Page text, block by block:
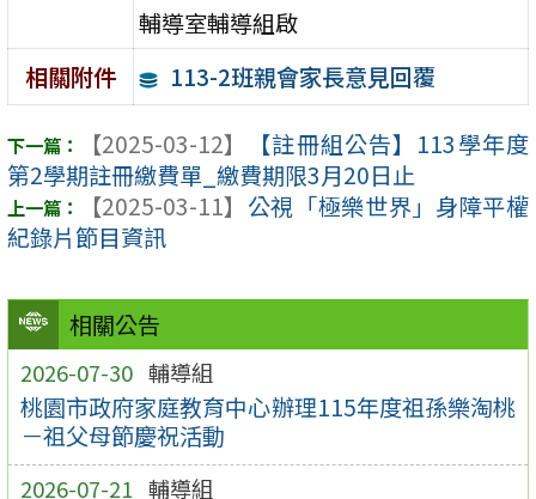
相關公告
2026-07-30 輔導組
桃園市政府家庭教育中心辦理115年度祖孫樂淘桃
－祖父母節慶祝活動
2026-07-21 輔導組
輔導室輔導組啟
相關附件
113-2班親會家長意見回覆
【2025-03-12】
【註冊組公告】113學年度
第2學期註冊繳費單_繳費期限3月20日止
【2025-03-11】 公視「極樂世界」身障平權
紀錄片節目資訊